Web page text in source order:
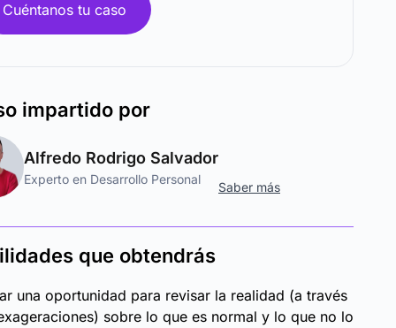
Cuéntanos tu caso
impartido por
Alfredo Rodrigo Salvador
Experto en Desarrollo Personal
Saber más
que obtendrás
una oportunidad para revisar la realidad (a través
sobre lo que es normal y lo que no lo